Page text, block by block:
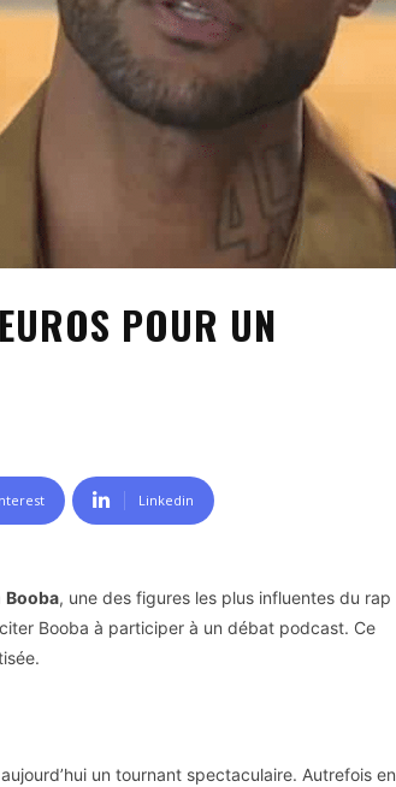
POUR UN
Linkedin
Booba, une des figures les plus influentes du rap
Booba à participer à un débat podcast. Ce
un tournant spectaculaire. Autrefois en